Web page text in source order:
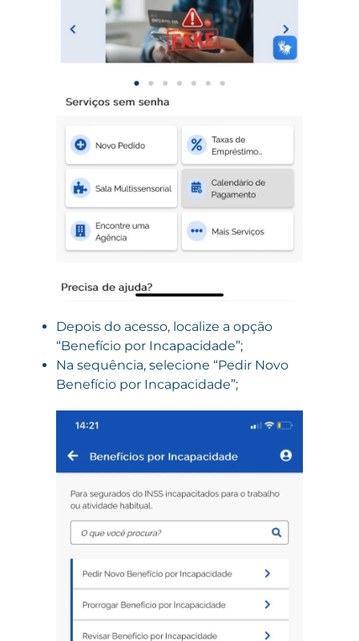
Depois do acesso, localize a opção
“Benefício por Incapacidade”;
Na sequência, selecione “Pedir Novo
Benefício por Incapacidade”;